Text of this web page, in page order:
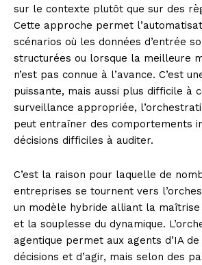
sur le contexte plutôt que sur des
Cette approche permet
scénarios où les données d’entrée
structurées ou lorsque la meilleure
n’est pas connue à l’avance. C’est
puissante, mais aussi plus difficile à
surveillance appropriée,
peut entraîner des comportements
décisions difficiles à auditer.
C’est la raison pour laquelle de
entreprises se tournent vers
un modèle hybride alliant la maîtrise
et la souplesse du dynamique.
agentique permet aux agents d’IA
décisions et d’agir, mais selon des